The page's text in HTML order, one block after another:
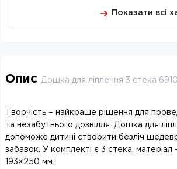
Показати всі
Опис Дошка для ліплення 3 стека
Творчість – найкраще рішення для
та незабутнього дозвілля. Дошка для
допоможе дитині створити безліч
забавок. У комплекті є 3 стека, матеріал
193×250 мм.